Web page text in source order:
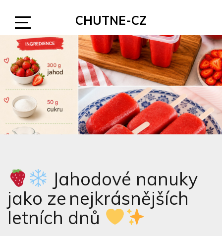
content
Open
Sidebar
CHUTNE-CZ
Jahodové nanuky
jako ze nejkrásnějších
letních dnů